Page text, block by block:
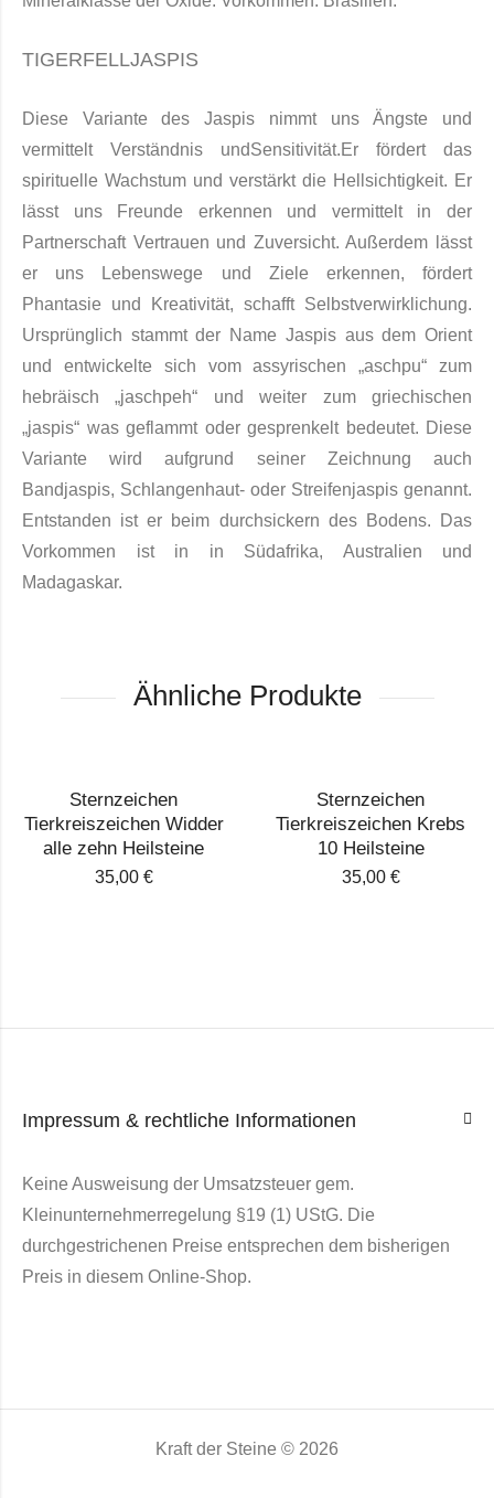
TIGERFELLJASPIS
Diese Variante des Jaspis nimmt uns Ängste und
vermittelt Verständnis undSensitivität.Er fördert das
spirituelle Wachstum und verstärkt die Hellsichtigkeit. Er
lässt uns Freunde erkennen und vermittelt in der
Partnerschaft Vertrauen und Zuversicht. Außerdem lässt
er uns Lebenswege und Ziele erkennen, fördert
Phantasie und Kreativität, schafft Selbstverwirklichung.
Ursprünglich stammt der Name Jaspis aus dem Orient
und entwickelte sich vom assyrischen „aschpu“ zum
hebräisch „jaschpeh“ und weiter zum griechischen
„jaspis“ was geflammt oder gesprenkelt be­deutet. Diese
Variante wird auf­grund seiner Zeichnung auch
Bandjaspis, Schlangenhaut- oder Strei­fenjaspis ge­nannt.
Entstanden ist er beim durchsi­ckern des Bodens. Das
Vorkommen ist in in Süd­afrika, Australien und
Madagaskar.
Ähnliche Produkte
Sternzeichen
Tierkreiszeichen Widder
alle zehn Heilsteine
35,00 €
Sternzeichen
Tierkreiszeichen Krebs
10 Heilsteine
35,00 €
Impressum & rechtliche Informationen
Keine Ausweisung der Umsatzsteuer gem.
Kleinunternehmerregelung §19 (1) UStG. Die
durchgestrichenen Preise entsprechen dem bisherigen
Preis in diesem Online-Shop.
Kraft der Steine © 2026